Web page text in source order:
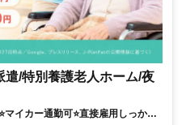
/特別養護老人ホーム/夜
マイカー通勤可⭐️直接雇用しっかり